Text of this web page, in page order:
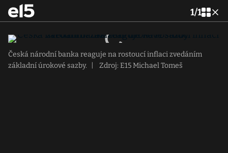
1/1
Česká národní banka reaguje na rostoucí inflaci zvedáním
základní úrokové sazby.
Zdroj: E15 Michael Tomeš